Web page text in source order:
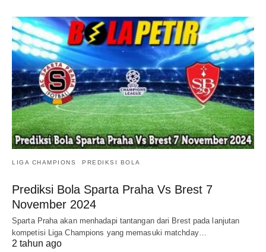
LIGA CHAMPIONS PREDIKSI BOLA
Prediksi Bola Sparta Praha Vs Brest 7
November 2024
Sparta Praha akan menhadapi tantangan dari Brest pada lanjutan
kompetisi Liga Champions yang memasuki matchday…
2 tahun ago